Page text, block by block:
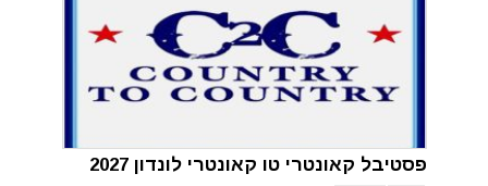
פסטיבל קאונטרי טו קאונטרי לונדון 2027